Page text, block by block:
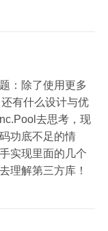
*Request {
闲的Request
，在heap上重
并不是新建一个
：除了使用更多
有什么设计与优
去思考，现
功底不足的情
实现里面的几个
理解第三方库！